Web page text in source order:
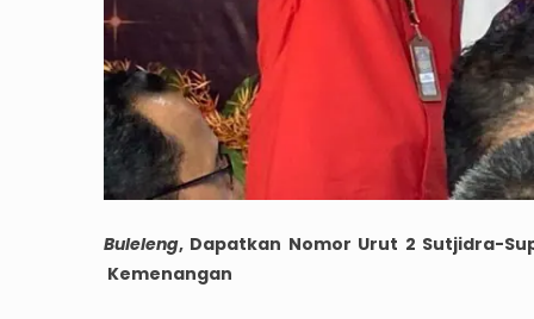
Buleleng, Dapatkan Nomor Urut 2 Sutjidra-
Kemenangan